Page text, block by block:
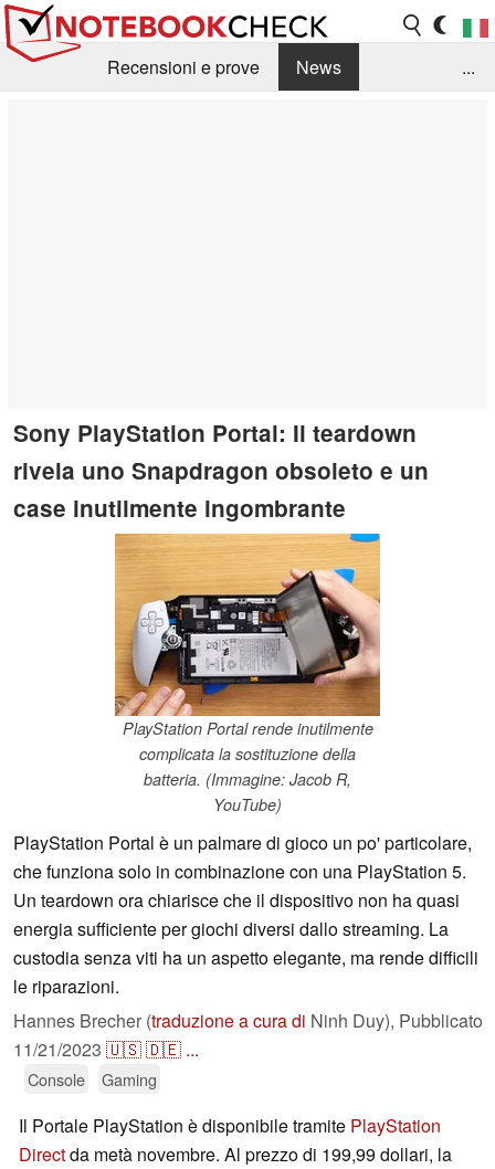
Recensioni e prove
News
...
Sony PlayStation Portal: Il teardown
rivela uno Snapdragon obsoleto e un
case inutilmente ingombrante
PlayStation Portal rende inutilmente
complicata la sostituzione della
batteria. (Immagine: Jacob R,
YouTube)
PlayStation Portal è un palmare di gioco un po' particolare,
che funziona solo in combinazione con una PlayStation 5.
Un teardown ora chiarisce che il dispositivo non ha quasi
energia sufficiente per giochi diversi dallo streaming. La
custodia senza viti ha un aspetto elegante, ma rende difficili
le riparazioni.
Hannes Brecher (traduzione a cura di Ninh Duy), Pubblicato
11/21/2023 🇺🇸🇩🇪 ...
Console Gaming
Il Portale PlayStation è disponibile tramite PlayStation
Directda metà novembre. Al prezzo di 199,99 dollari, la